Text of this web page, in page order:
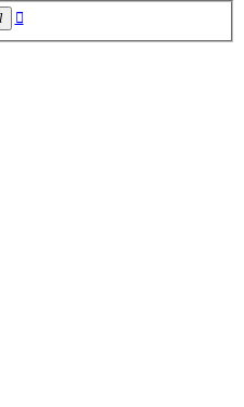
Rechercher
Recherche